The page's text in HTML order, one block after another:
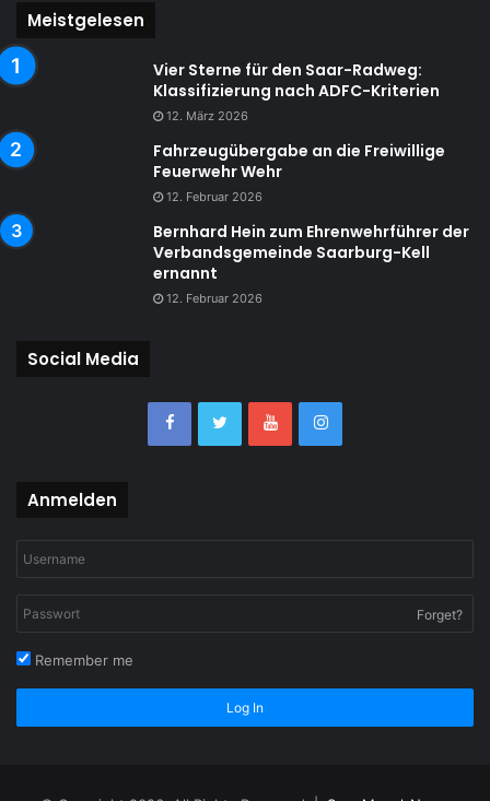
Meistgelesen
Vier Sterne für den Saar-Radweg:
Klassifizierung nach ADFC-Kriterien
12. März 2026
Fahrzeugübergabe an die Freiwillige
Feuerwehr Wehr
12. Februar 2026
Bernhard Hein zum Ehrenwehrführer der
Verbandsgemeinde Saarburg-Kell
ernannt
12. Februar 2026
Social Media
Anmelden
Forget?
Remember me
Log In